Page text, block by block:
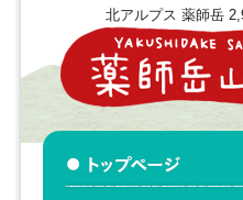
北アルプス 薬師岳